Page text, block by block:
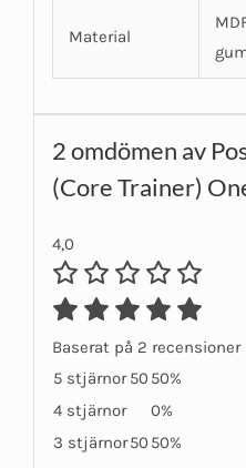
Material
2 omdömen av
(Core Trainer)
4,0
Baserat på 2 recensioner
5 stjärnor 50 50%
4 stjärnor
0%
3 stjärnor50 50%